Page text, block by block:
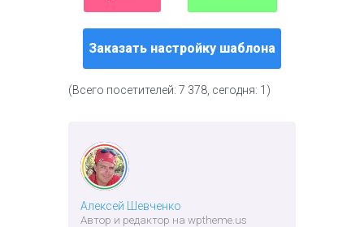
Заказать настройку шаблона
(Всего посетителей: 7 378, сегодня: 1)
Алексей Шевченко
Автор и редактор на wptheme.us